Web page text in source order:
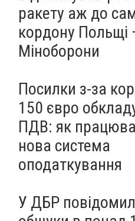
ракету аж до
кордону Польщі
Міноборони
Посилки з-за
150 євро
ПДВ: як
нова система
оподаткування
У ДБР